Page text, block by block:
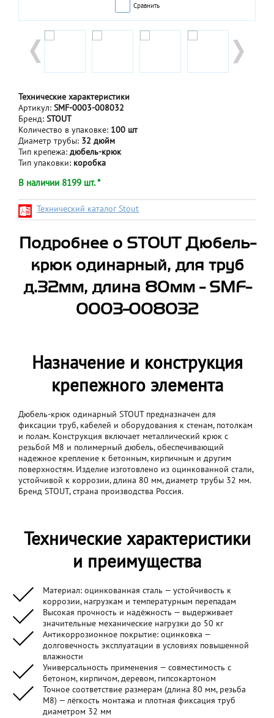
Сравнить
Технические характеристики
Артикул: SMF-0003-008032
Бренд: STOUT
Количество в упаковке: 100 шт
Диаметр трубы: 32 дюйм
Тип крепежа: дюбель-крюк
Тип упаковки: коробка
В наличии 8199 шт. *
Технический каталог Stout
Подробнее о STOUT Дюбель-
крюк одинарный, для труб
д.32мм, длина 80мм - SMF-
0003-008032
Назначение и конструкция
крепежного элемента
Дюбель-крюк одинарный STOUT предназначен для
фиксации труб, кабелей и оборудования к стенам, потолкам
и полам. Конструкция включает металлический крюк с
резьбой M8 и полимерный дюбель, обеспечивающий
надежное крепление к бетонным, кирпичным и другим
поверхностям. Изделие изготовлено из оцинкованной стали,
устойчивой к коррозии, длина 80 мм, диаметр трубы 32 мм.
Бренд STOUT, страна производства Россия.
Технические характеристики
и преимущества
Материал: оцинкованная сталь — устойчивость к
коррозии, нагрузкам и температурным перепадам
Высокая прочность и надёжность — выдерживает
значительные механические нагрузки до 50 кг
Антикоррозионное покрытие: оцинковка —
долговечность эксплуатации в условиях повышенной
влажности
Универсальность применения — совместимость с
бетоном, кирпичом, деревом, гипсокартоном
Точное соответствие размерам (длина 80 мм, резьба
M8) — лёгкость монтажа и плотная фиксация труб
диаметром 32 мм